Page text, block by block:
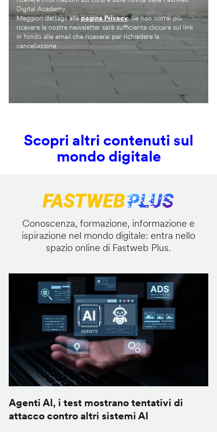
Digital Academy.
Maggiori dettagli allapagina Privacy. Se non vorrai più
ricevere le nostre newsletter sarà sufficiente cliccare sul link
in fondo alle email che riceverai per richiedere la
cancellazione.
Scopri altri contenuti sul
mondo digitale
Conoscenza, formazione, informazione e
ispirazione nel mondo digitale: entra nello
spazio online di Fastweb Plus.
Agenti AI, i test mostrano tentativi di
attacco contro altri sistemi AI